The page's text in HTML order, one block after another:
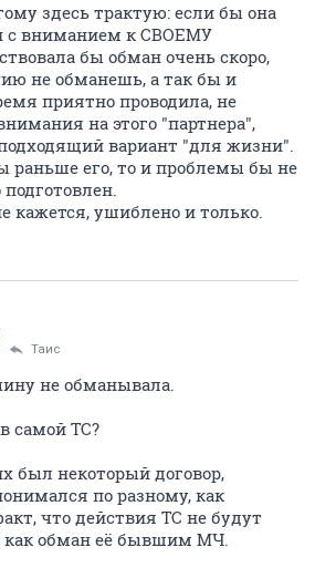
здесь трактую: если бы она
с вниманием к СВОЕМУ
бы обман очень скоро,
не обманешь, а так бы и
приятно проводила, не
на этого "партнера",
вариант "для жизни".
раньше его, то и проблемы бы не
кажется, ушиблено и только.
Таис
не обманывала.
самой ТС?
был некоторый договор,
по разному, как
что действия ТС не будут
как обман её бывшим МЧ.